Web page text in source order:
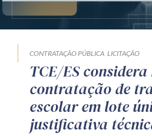
CONTRATAÇÃO PÚBLICA LICITAÇÃO
TCE/ES
contratação de
escolar em lote
justificativa